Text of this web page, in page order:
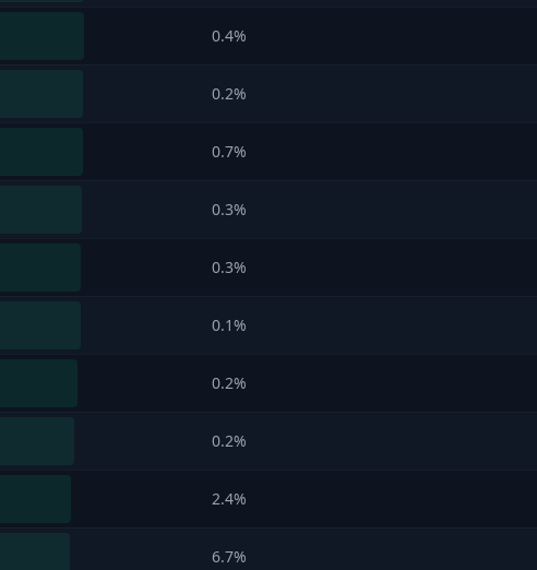
0.4%
0.2%
0.7%
0.3%
0.3%
0.1%
0.2%
0.2%
2.4%
6.7%